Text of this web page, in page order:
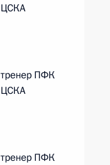
ЦСКА
тренер ПФК
ЦСКА
тренер ПФК